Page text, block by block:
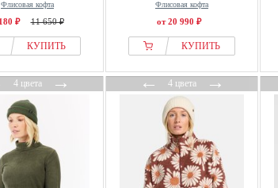
Флисовая кофта
₽ 11 650 ₽
КУПИТЬ
Флисовая кофта
от 20 990 ₽
КУПИТЬ
4 цвета→ ←4 цвета→